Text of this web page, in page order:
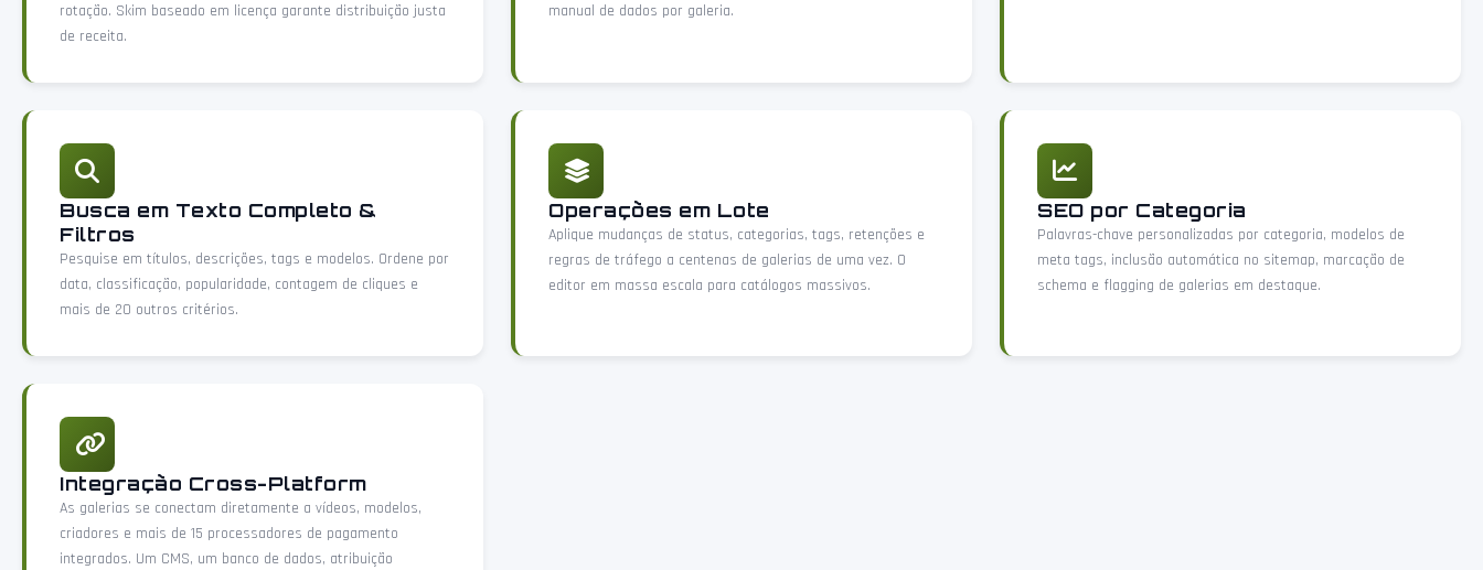
rotação. Skim baseado em licença garante distribuição justa
de receita.
manual de dados por galeria.
Busca em Texto Completo &
Filtros
Pesquise em títulos, descrições, tags e modelos. Ordene por
data, classificação, popularidade, contagem de cliques e
mais de 20 outros critérios.
Operações em Lote
Aplique mudanças de status, categorias, tags, retenções e
regras de tráfego a centenas de galerias de uma vez. O
editor em massa escala para catálogos massivos.
SEO por Categoria
Palavras-chave personalizadas por categoria, modelos de
meta tags, inclusão automática no sitemap, marcação de
schema e flagging de galerias em destaque.
Integração Cross-Platform
As galerias se conectam diretamente a vídeos, modelos,
criadores e mais de 15 processadores de pagamento
integrados. Um CMS, um banco de dados, atribuição